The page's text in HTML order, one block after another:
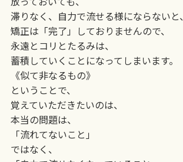
滞りなく、自力で流せる様にならないと、
矯正は「完了」しておりませんので、
永遠とコリとたるみは、
蓄積していくことになってしまいます。
《似て非なるもの》
ということで、
覚えていただきたいのは、
本当の問題は、
「流れてないこと」
ではなく、